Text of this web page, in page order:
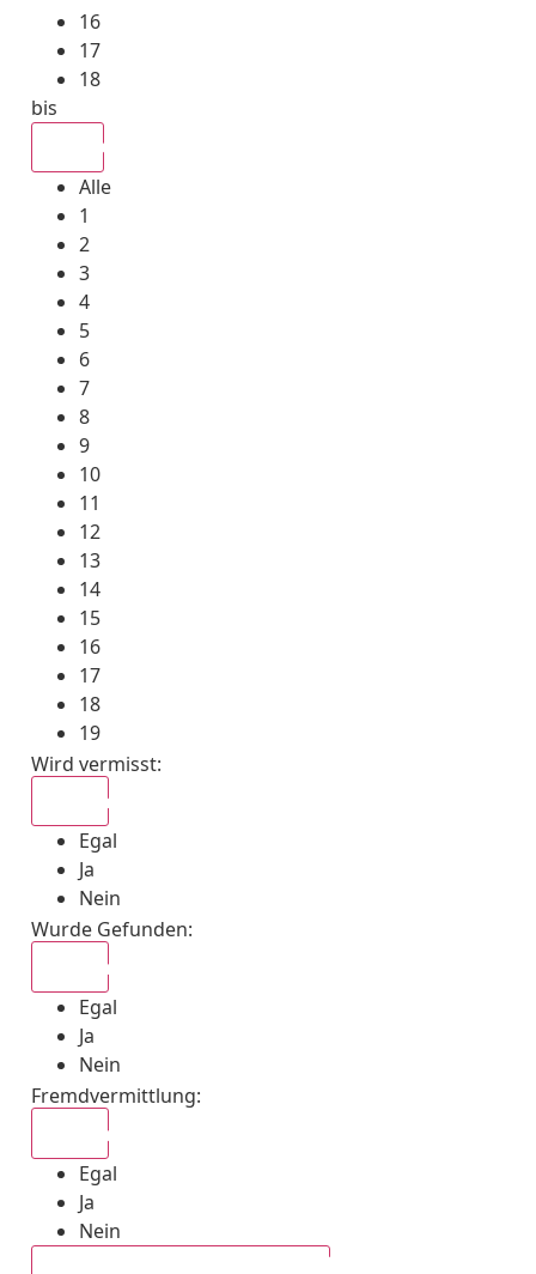
16
17
18
bis
Alle
1
2
3
4
5
6
7
8
9
10
11
12
13
14
15
16
17
18
19
Wird vermisst:
Egal
Ja
Nein
Wurde Gefunden:
Egal
Ja
Nein
Fremdvermittlung:
Egal
Ja
Nein